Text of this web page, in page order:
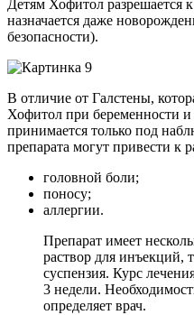
Детям Хофитол разрешается
назначается даже
безопасности).
В отличие от Галстены,
Хофитол при беременности и
принимается только под
препарата могут привести к
головной боли;
поносу;
аллергии.
Препарат имеет
раствор для инъекций,
суспензия. Курс
3 недели.
определяет врач.